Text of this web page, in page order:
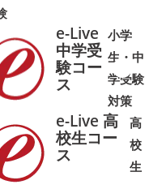
e-Live
中学受
験コー
ス
小学
生・中
学受験
対策
➜➜
e-Live 高
校生コー
ス
高
校
生
➜➜